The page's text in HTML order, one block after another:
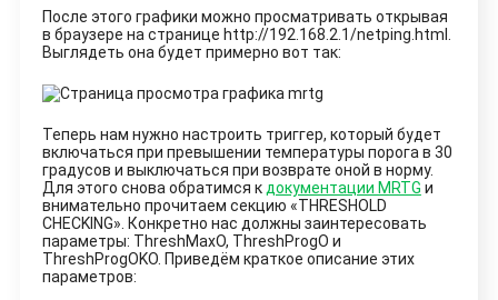
После этого графики можно просматривать открывая
в браузере на странице http://192.168.2.1/netping.html
Выглядеть она будет примерно вот так:
Теперь нам нужно настроить триггер, который будет
включаться при превышении температуры порога в 30
градусов и выключаться при возврате оной в норму.
Для этого снова обратимся к документации MRTG и
внимательно прочитаем секцию «THRESHOLD
CHECKING». Конкретно нас должны заинтересовать
параметры: ThreshMaxO, ThreshProgO и
ThreshProgOKO. Приведём краткое описание этих
параметров: